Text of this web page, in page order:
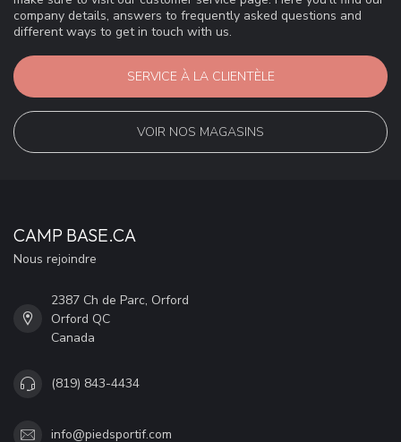
company details, answers to frequently asked questions and
different ways to get in touch with us.
SERVICE À LA CLIENTÈLE
VOIR NOS MAGASINS
CAMP BASE.CA
Nous rejoindre
2387 Ch de Parc, Orford
Orford QC
Canada
(819) 843-4434
info@piedsportif.com